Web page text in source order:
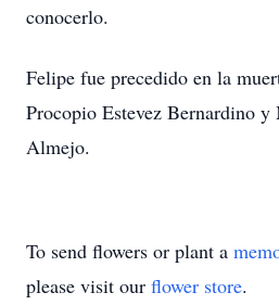
conocerlo.
Felipe fue precedido en la
Procopio Estevez Bernardino y
Almejo.
To send flowers or plant a
please visit our flower store.